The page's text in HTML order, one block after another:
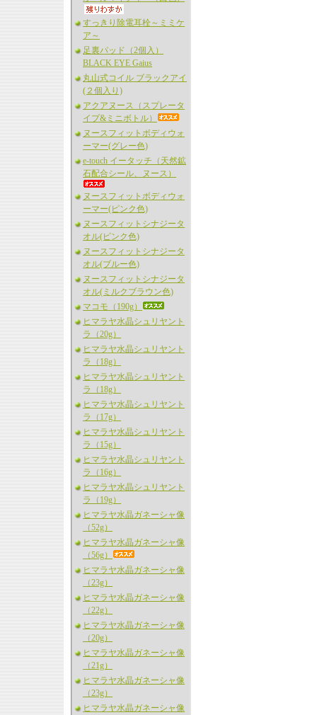
すっきり除電耳栓～ミミケ
ア～
足裏パッド（2個入）
BLACK EYE Gaius
丸山式コイル ブラックアイ
(２個入り)
アクアヌース（スプレータ
イプ&ミニボトル）
ヌースフィットボディウォ
ーマー(グレー色)
e-touch イータッチ（天然鉱
石配合シール、ヌース）
ヌースフィットボディウォ
ーマー(ピンク色)
ヌースフィットシナジータ
オル(ピンク色)
ヌースフィットシナジータ
オル(ブルー色)
ヌースフィットシナジータ
オル(ミルクブラウン色)
マコモ（190g）
ヒマラヤ水晶シュリヤント
ラ（20g）
ヒマラヤ水晶シュリヤント
ラ（18g）
ヒマラヤ水晶シュリヤント
ラ（18g）
ヒマラヤ水晶シュリヤント
ラ（17g）
ヒマラヤ水晶シュリヤント
ラ（15g）
ヒマラヤ水晶シュリヤント
ラ（16g）
ヒマラヤ水晶シュリヤント
ラ（19g）
ヒマラヤ水晶ガネーシャ像
（52g）
ヒマラヤ水晶ガネーシャ像
（56g）
ヒマラヤ水晶ガネーシャ像
（23g）
ヒマラヤ水晶ガネーシャ像
（22g）
ヒマラヤ水晶ガネーシャ像
（20g）
ヒマラヤ水晶ガネーシャ像
（21g）
ヒマラヤ水晶ガネーシャ像
（23g）
ヒマラヤ水晶ガネーシャ像